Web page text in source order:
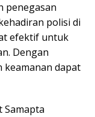
penegasan
polisi di
efektif untuk
Dengan
keamanan dapat
Samapta